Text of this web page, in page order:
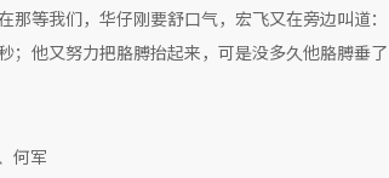
等我们，华仔刚要舒口气，宏飞又在旁边叫道：
；他又努力把胳膊抬起来，可是没多久他胳膊垂了
何军